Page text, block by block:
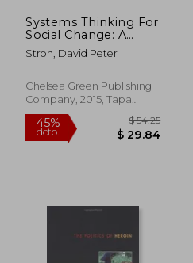
45%
Systems Thinking For
Social Change: A
Practical Guide To
Solving Complex
Unintended
Consequences, And
Results (en Inglés)
Stroh, David Peter
Chelsea Green Publishing
Company, 2015, Tapa
Blanda, Nuevo